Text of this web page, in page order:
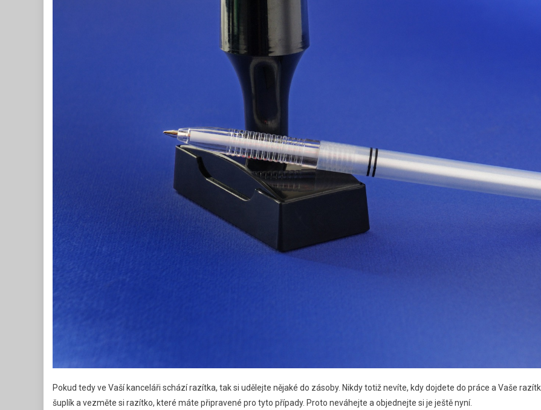
Pokud tedy ve Vaší kanceláři schází razítka, tak si udělejte nějaké do zásoby. Nikdy totiž nevíte, kdy dojdete do práce a Vaše
šuplík a vezměte si razítko, které máte připravené pro tyto případy. Proto neváhejte a objednejte si je ještě nyní.